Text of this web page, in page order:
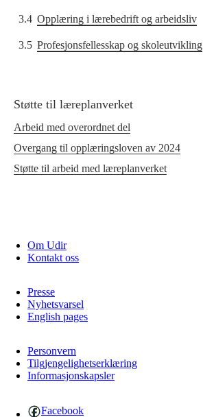
3.4 Opplæring i lærebedrift og arbeidsliv
3.5 Profesjonsfellesskap og skoleutvikling
Støtte til læreplanverket
Arbeid med overordnet del
Overgang til opplæringsloven av 2024
Støtte til arbeid med læreplanverket
Om Udir
Kontakt oss
Presse
Nyhetsvarsel
English pages
Personvern
Tilgjengelighetserklæring
Informasjonskapsler
Facebook